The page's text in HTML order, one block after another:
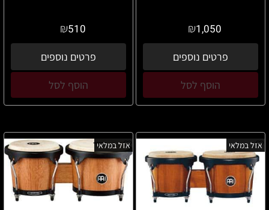
₪1,050
פרטים נוספים
הוסף לסל
₪510
פרטים נוספים
הוסף לסל
אזל במלאי אזל במלאי